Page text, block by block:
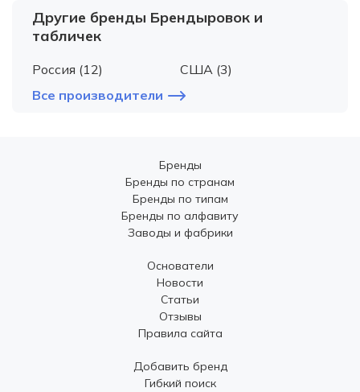
Другие бренды Брендыровок и
табличек
Россия (12)
США (3)
Все производители
Бренды
Бренды по странам
Бренды по типам
Бренды по алфавиту
Заводы и фабрики
Основатели
Новости
Статьи
Отзывы
Правила сайта
Добавить бренд
Гибкий поиск